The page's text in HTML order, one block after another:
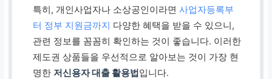
특히, 개인사업자나 소상공인이라면사업자등록부
터 정부 지원금까지 다양한 혜택을 받을 수 있으니,
관련 정보를 꼼꼼히 확인하는 것이 좋습니다. 이러한
제도권 상품들을 우선적으로 알아보는 것이 가장 현
명한 저신용자 대출 활용법입니다.